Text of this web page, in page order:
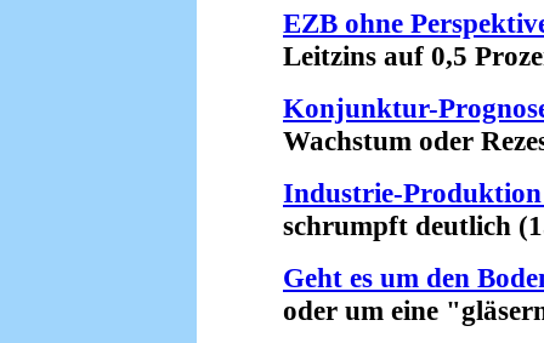
EZB ohne
Leitzins auf 0,5
Konjunktur-
Wachstum oder
Industrie-
schrumpft deutlich
Geht es um den
oder um eine